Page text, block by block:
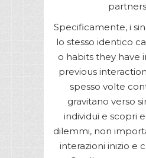
Specificamente, i
lo stesso identico
o habits they have
previous
spesso volte
gravitano verso
individui e scopri
dilemmi, non
interazioni inizio e